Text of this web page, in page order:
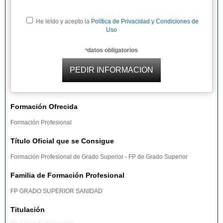
He leído y acepto la Política de Privacidad y Condiciones de
Uso
*datos obligatorios
Formación Ofrecida
Formación Profesional
Título Oficial que se Consigue
Formación Profesional de Grado Superior - FP de Grado Superior
Familia de Formación Profesional
FP GRADO SUPERIOR SANIDAD
Titulación